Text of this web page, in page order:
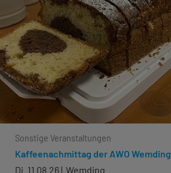
Sonstige Veranstaltungen
Kaffeenachmittag der AWO Wemding
Di. 11.08.26 Wemding